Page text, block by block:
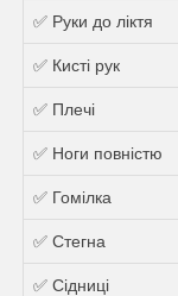
✅ Руки до ліктя
✅ Кисті рук
✅ Плечі
✅ Ноги повністю
✅ Гомілка
✅ Стегна
✅ Сідниці